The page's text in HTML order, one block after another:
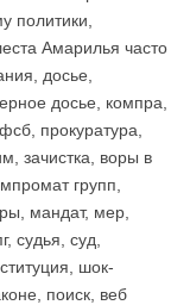
политики,
Амарилья часто
досье,
досье, компра,
прокуратура,
зачистка, воры в
групп,
мандат, мер,
судья, суд,
шок-
поиск, веб